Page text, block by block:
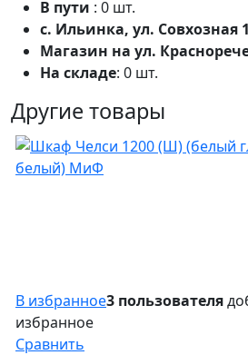
В пути : 0 шт.
с. Ильинка, ул. Совхозная
Магазин на ул.
На складе: 0 шт.
Другие товары
В избранное3 пользователя
избранное
Сравнить